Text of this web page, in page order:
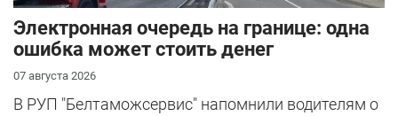
Электронная очередь на границе: одна
ошибка может стоить денег
07 августа 2026
В РУП "Белтаможсервис" напомнили водителям о